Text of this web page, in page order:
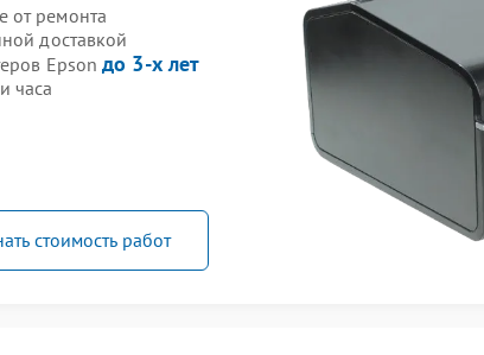
от ремонта
доставкой
Epsonдо 3-х лет
часа
стоимость работ